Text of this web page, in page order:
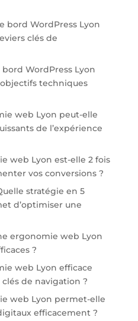
bord WordPress Lyon
clés de
WordPress Lyon
techniques
web Lyon peut-elle
de l’expérience
web Lyon est-elle 2 fois
vos conversions ?
stratégie en 5
d’optimiser une
ergonomie web Lyon
?
web Lyon efficace
de navigation ?
web Lyon permet-elle
efficacement ?